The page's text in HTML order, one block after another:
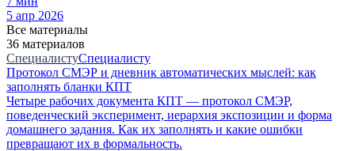
5 апр 2026
Все материалы
36 материалов
СпециалистуСпециалисту
Протокол СМЭР и дневник автоматических мыслей: как
заполнять бланки КПТ
Четыре рабочих документа КПТ — протокол СМЭР,
поведенческий эксперимент, иерархия экспозиции и форма
домашнего задания. Как их заполнять и какие ошибки
превращают их в формальность.